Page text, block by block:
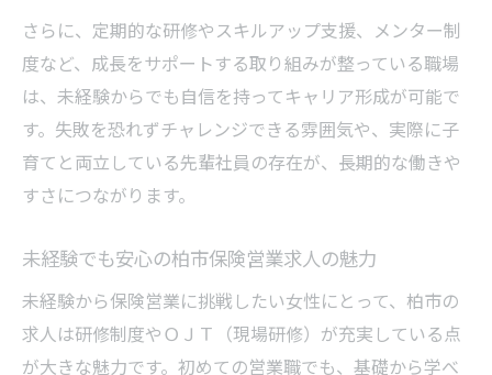
柏市で長く働けるＦＰ営業求人の条件とは
転職成功に導く女性向け営業求人のポイン
ト
さらに、定期的な研修やスキルアップ支援、メンター制
度など、成長をサポートする取り組みが整っている職場
は、未経験からでも自信を持ってキャリア形成が可能で
す。失敗を恐れずチャレンジできる雰囲気や、実際に子
育てと両立している先輩社員の存在が、長期的な働きや
すさにつながります。
未経験でも安心の柏市保険営業求人の魅力
未経験から保険営業に挑戦したい女性にとって、柏市の
求人は研修制度やＯＪＴ（現場研修）が充実している点
が大きな魅力です。初めての営業職でも、基礎から学べ